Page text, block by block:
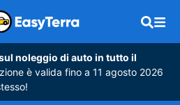
noleggio di auto in tutto il
è valida fino a 11 agosto 2026